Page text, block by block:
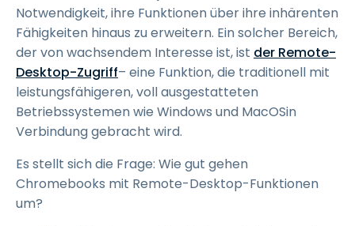
Notwendigkeit, ihre Funktionen über ihre inhärenten
Fähigkeiten hinaus zu erweitern. Ein solcher Bereich,
der von wachsendem Interesse ist, ist der Remote-
Desktop-Zugriff– eine Funktion, die traditionell mit
leistungsfähigeren, voll ausgestatteten
Betriebssystemen wie Windows und MacOSin
Verbindung gebracht wird.
Es stellt sich die Frage: Wie gut gehen
Chromebooks mit Remote-Desktop-Funktionen
um?